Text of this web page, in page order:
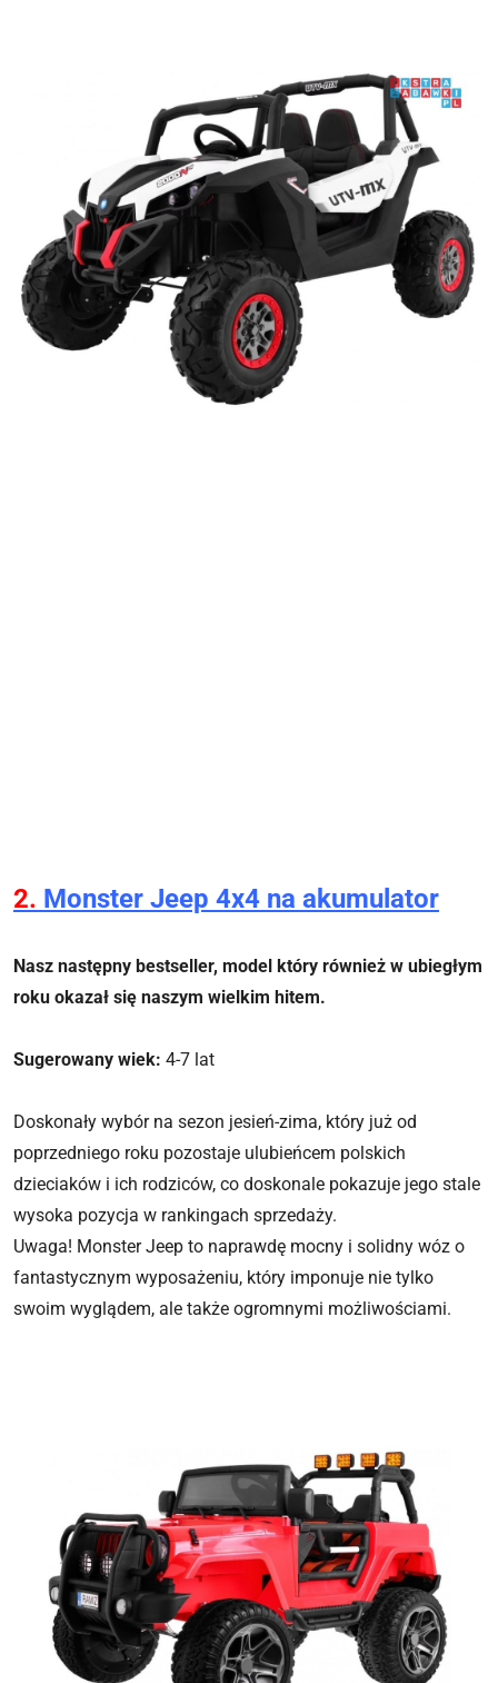
2. Monster Jeep 4x4 na akumulator
Nasz następny bestseller, model który również w ubiegłym
roku okazał się naszym wielkim hitem.
Sugerowany wiek: 4-7 lat
Doskonały wybór na sezon jesień-zima, który już od
poprzedniego roku pozostaje ulubieńcem polskich
dzieciaków i ich rodziców, co doskonale pokazuje jego stale
wysoka pozycja w rankingach sprzedaży.
Uwaga! Monster Jeep to naprawdę mocny i solidny wóz o
fantastycznym wyposażeniu, który imponuje nie tylko
swoim wyglądem, ale także ogromnymi możliwościami.